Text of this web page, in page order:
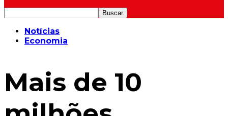
Notícias
Economia
Mais de 10